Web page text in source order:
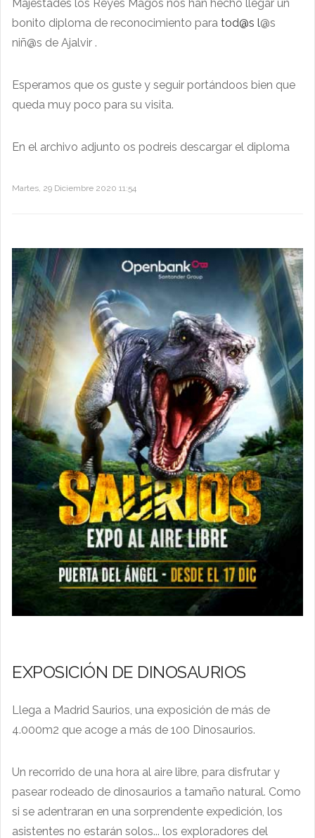
Majestades los Reyes Magos nos han hecho llegar un
bonito diploma de reconocimiento para tod@s l@s
niñ@s de Ajalvir .
Esperamos que os guste y seguir portándoos bien que
queda muy poco para su visita.
En el archivo adjunto os podreis descargar el diploma
Martes, 29 Diciembre 2020 11:54
EXPOSICIÓN DE DINOSAURIOS
Llega a Madrid Saurios, una exposición de más de
4.000m2 que acoge a más de 100 Dinosaurios.
Un recorrido de una hora al aire libre, para disfrutar y
pasear rodeado de dinosaurios a tamaño natural. Como
si se adentraran en una sorprendente expedición, los
asistentes no estarán solos... los exploradores del